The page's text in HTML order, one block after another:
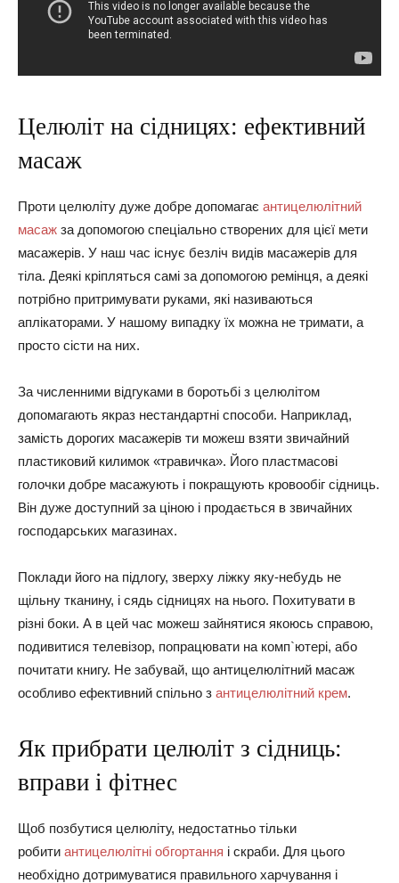
Целюліт на сідницях: ефективний
масаж
Проти целюліту дуже добре допомагає антицелюлітний
масаж за допомогою спеціально створених для цієї мети
масажерів. У наш час існує безліч видів масажерів для
тіла. Деякі кріпляться самі за допомогою ремінця, а деякі
потрібно притримувати руками, які називаються
аплікаторами. У нашому випадку їх можна не тримати, а
просто сісти на них.
За численними відгуками в боротьбі з целюлітом
допомагають якраз нестандартні способи. Наприклад,
замість дорогих масажерів ти можеш взяти звичайний
пластиковий килимок «травичка». Його пластмасові
голочки добре масажують і покращують кровообіг сідниць.
Він дуже доступний за ціною і продається в звичайних
господарських магазинах.
Поклади його на підлогу, зверху ліжку яку-небудь не
щільну тканину, і сядь сідницях на нього. Похитувати в
різні боки. А в цей час можеш зайнятися якоюсь справою,
подивитися телевізор, попрацювати на комп`ютері, або
почитати книгу. Не забувай, що антицелюлітний масаж
особливо ефективний спільно з антицелюлітний крем.
Як прибрати целюліт з сідниць:
вправи і фітнес
Щоб позбутися целюліту, недостатньо тільки
робити антицелюлітні обгортання і скраби. Для цього
необхідно дотримуватися правильного харчування і